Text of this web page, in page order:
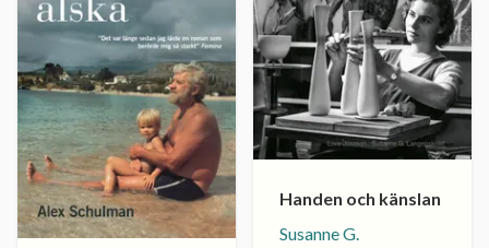
Handen och känslan
Susanne G.